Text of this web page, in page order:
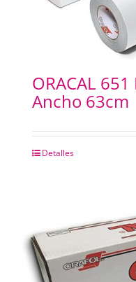
ORACAL
Ancho 63cm
Detalles